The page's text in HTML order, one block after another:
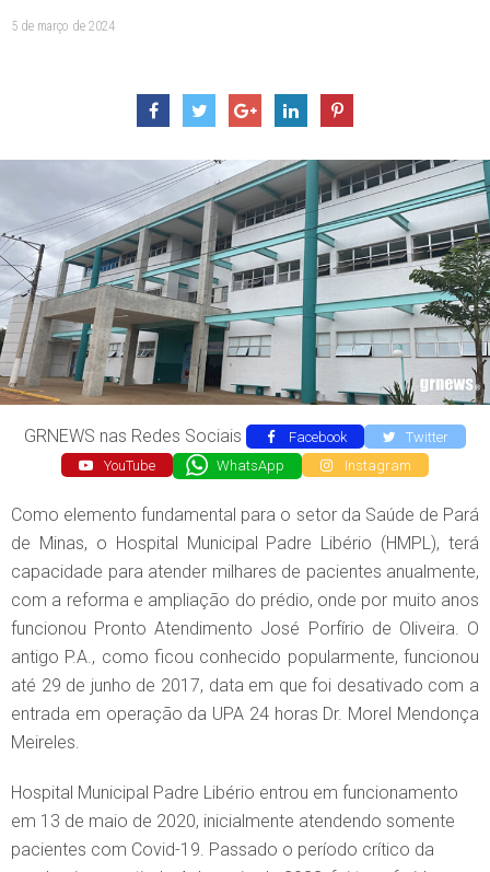
5 de março de 2024
GRNEWS nas Redes Sociais Facebook
Twitter
YouTube
WhatsApp Instagram
Como elemento fundamental para o setor da Saúde de Pará
de Minas, o Hospital Municipal Padre Libério (HMPL), terá
capacidade para atender milhares de pacientes anualmente,
com a reforma e ampliação do prédio, onde por muito anos
funcionou Pronto Atendimento José Porfírio de Oliveira. O
antigo P.A., como ficou conhecido popularmente, funcionou
até 29 de junho de 2017, data em que foi desativado com a
entrada em operação da UPA 24 horas Dr. Morel Mendonça
Meireles.
Hospital Municipal Padre Libério entrou em funcionamento
em 13 de maio de 2020, inicialmente atendendo somente
pacientes com Covid-19. Passado o período crítico da